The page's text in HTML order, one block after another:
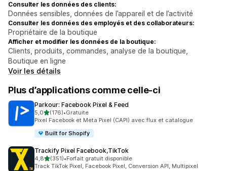
Consulter les données des clients:
Données sensibles, données de l’appareil et de l’activité
Consulter les données des employés et des collaborateurs:
Propriétaire de la boutique
Afficher et modifier les données de la boutique:
Clients, produits, commandes, analyse de la boutique,
Boutique en ligne
Voir les détails
Plus d’applications comme celle-ci
Parkour: Facebook Pixel & Feed
5,0étoile(s) sur 5
(176)
176 avis au total
•Gratuite
Pixel Facebook et Meta Pixel (CAPI) avec flux et catalogue
Built for Shopify
Trackify Pixel Facebook,TikTok
4,8étoile(s) sur 5
(351)
351 avis au total
•Forfait gratuit disponible
Track TikTok Pixel, Facebook Pixel, Conversion API, Multipixel